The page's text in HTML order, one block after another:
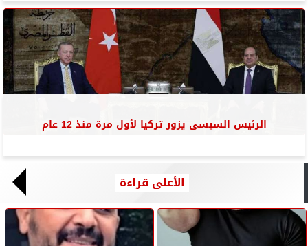
الرئيس السيسى يزور تركيا لأول مرة منذ 12 عام
الأعلى قراءة